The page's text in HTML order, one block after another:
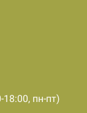
пн-пт)